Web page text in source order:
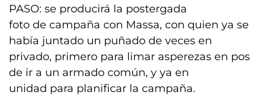
PASO: se producirá la postergada
foto de campaña con Massa, con quien ya se
había juntado un puñado de veces en
privado, primero para limar asperezas en pos
de ir a un armado común, y ya en
unidad para planificar la campaña.